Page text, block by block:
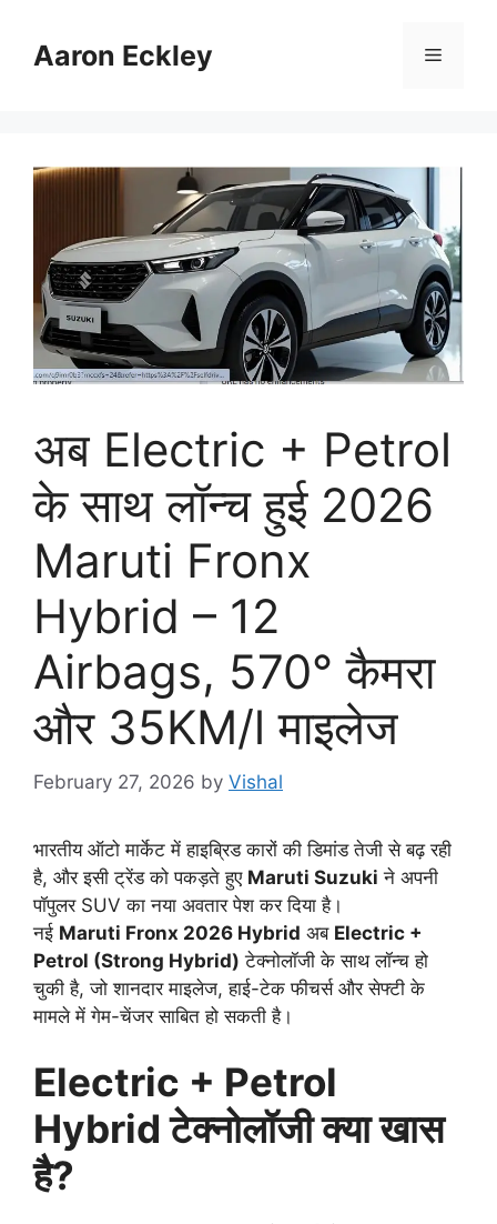
contentAaron Eckley Menu
अब Electric + Petrol
के साथ लॉन्च हुई 2026
Maruti Fronx
Hybrid – 12
Airbags, 570° कैमरा
और 35KM/l माइलेज
February 27, 2026 by Vishal
भारतीय ऑटो मार्केट में हाइब्रिड कारों की डिमांड तेजी से बढ़ रही
है, और इसी ट्रेंड को पकड़ते हुए Maruti Suzuki ने अपनी
पॉपुलर SUV का नया अवतार पेश कर दिया है।
नई Maruti Fronx 2026 Hybrid अब Electric +
Petrol (Strong Hybrid) टेक्नोलॉजी के साथ लॉन्च हो
चुकी है, जो शानदार माइलेज, हाई-टेक फीचर्स और सेफ्टी के
मामले में गेम-चेंजर साबित हो सकती है।
Electric + Petrol
Hybrid टेक्नोलॉजी क्या खास
है?